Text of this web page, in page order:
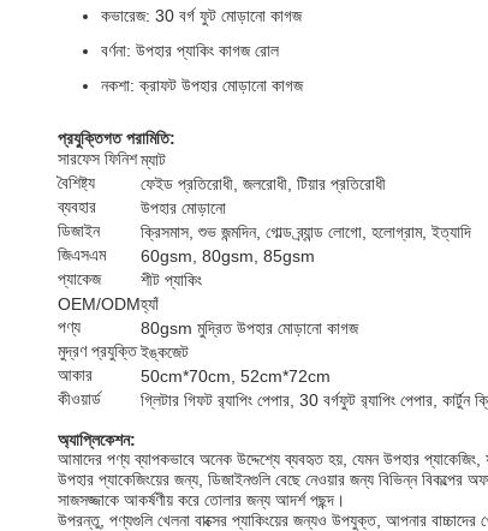
কভারেজ: 30 বর্গ ফুট মোড়ানো কাগজ
বর্ণনা: উপহার প্যাকিং কাগজ রোল
নকশা: ক্রাফট উপহার মোড়ানো কাগজ
প্রযুক্তিগত পরামিতি:
সারফেস ফিনিশম্যাট
বৈশিষ্ট্য
ফেইড প্রতিরোধী, জলরোধী, টিয়ার প্রতিরোধী
ব্যবহার
উপহার মোড়ানো
ডিজাইন
ক্রিসমাস, শুভ জন্মদিন, গোল্ড ব্র্যান্ড লোগো, হলোগ্রাম, ইত্যাদি
জিএসএম
60gsm, 80gsm, 85gsm
প্যাকেজ
শীট প্যাকিং
OEM/ODMহ্যাঁ
পণ্য
80gsm মুদ্রিত উপহার মোড়ানো কাগজ
মুদ্রণ প্রযুক্তিইঙ্কজেট
আকার
50cm*70cm, 52cm*72cm
কীওয়ার্ড
গ্লিটার গিফট র‍্যাপিং পেপার, 30 বর্গফুট র‍্যাপিং পেপার, কার্টুন
অ্যাপ্লিকেশন:
আমাদের পণ্য ব্যাপকভাবে অনেক উদ্দেশ্যে ব্যবহৃত হয়, যেমন উপহার প্যাকেজিং,
উপহার প্যাকেজিংয়ের জন্য, ডিজাইনগুলি বেছে নেওয়ার জন্য বিভিন্ন বিকল্পের
সাজসজ্জাকে আকর্ষণীয় করে তোলার জন্য আদর্শ পছন্দ।
উপরন্তু, পণ্যগুলি খেলনা বাক্সের প্যাকিংয়ের জন্যও উপযুক্ত, আপনার